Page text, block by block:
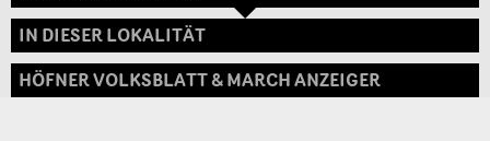
* Eingabe erforderlich
Adresse
IN DIESER LOKALITÄT
HÖFNER VOLKSBLATT & MARCH ANZEIGER